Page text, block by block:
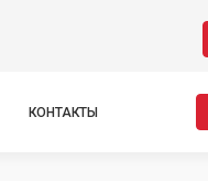
КОНТАКТЫ